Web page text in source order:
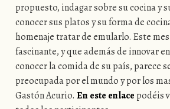
propuesto, indagar sobre su cocina y
conocer sus platos y su forma de
homenaje tratar de emularlo. Este
fascinante, y que además de innovar
conocer la comida de su país, parece
preocupada por el mundo y por los
Gastón Acurio. En este enlace podéis